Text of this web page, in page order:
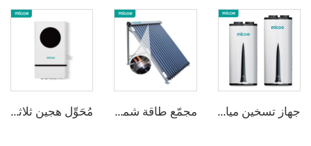
جهاز تسخين مياه ميكو بزاوية 75 درجة باستخدام تقنية R290 المدمجة والمثبتة على الحائط مجمّع طاقة شمسية من Micoe بنظام أنابيب شاغرة لتسخين المياه مُحَوِّل هجين ثلاثي المراحل 2